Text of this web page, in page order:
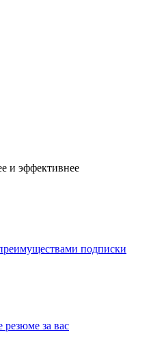
и эффективнее
подписки
резюме за вас